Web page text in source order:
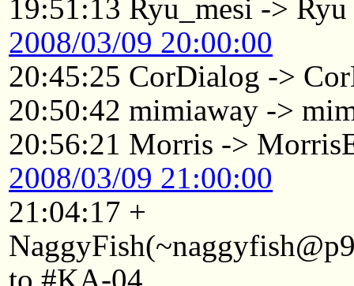
19:51:13 Ryu_mesi -> Ryu
2008/03/09 20:00:00
20:45:25 CorDialog ->
20:50:42 mimiaway ->
20:56:21 Morris ->
2008/03/09 21:00:00
21:04:17 +
to #KA-04